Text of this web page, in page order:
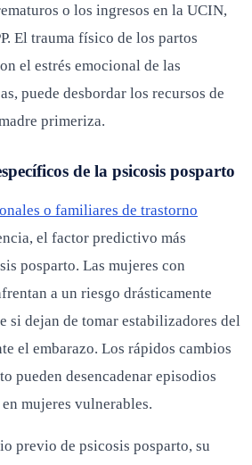
o los ingresos en la UCIN,
El trauma físico de los partos
el estrés emocional de las
puede desbordar los recursos de
primeriza.
de la psicosis posparto
o familiares de trastorno
el factor predictivo más
posparto. Las mujeres con
a un riesgo drásticamente
si dejan de tomar estabilizadores del
el embarazo. Los rápidos cambios
pueden desencadenar episodios
mujeres vulnerables.
previo de psicosis posparto, su